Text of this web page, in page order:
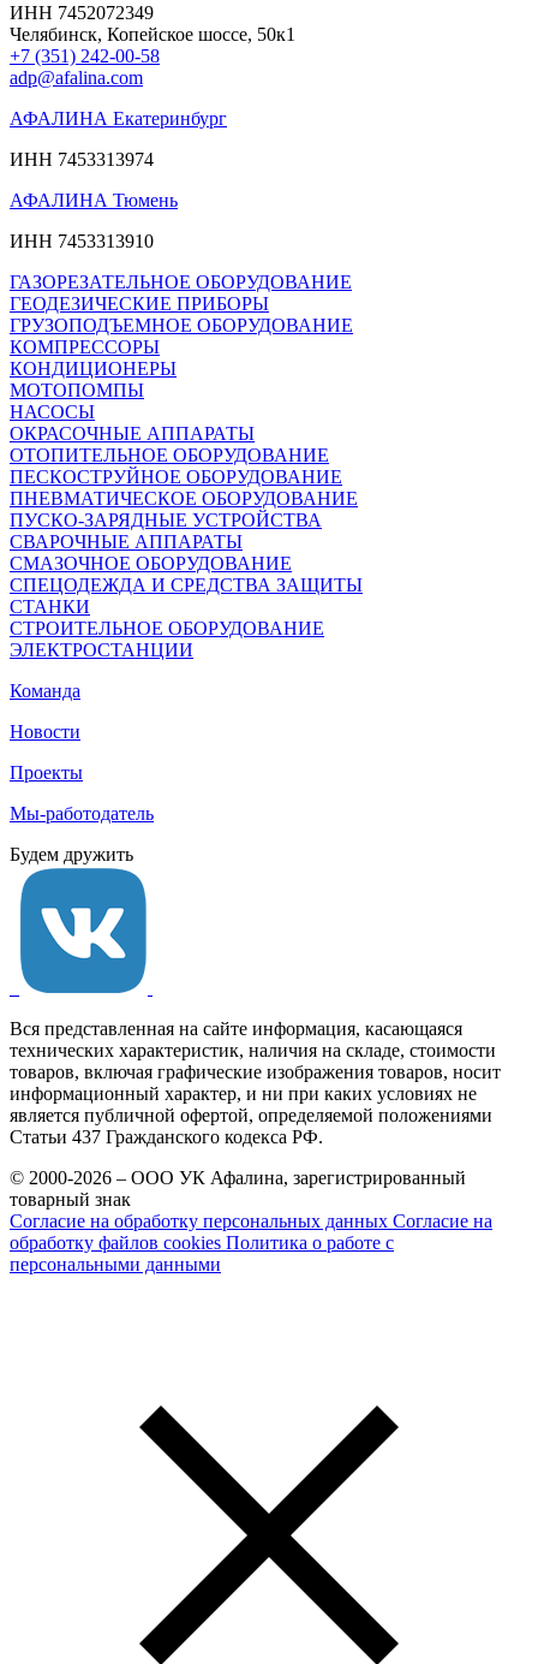
ИНН 7452072349
Челябинск, Копейское шоссе, 50к1
+7 (351) 242-00-58
adp@afalina.com
АФАЛИНА Екатеринбург
ИНН 7453313974
АФАЛИНА Тюмень
ИНН 7453313910
ГАЗОРЕЗАТЕЛЬНОЕ ОБОРУДОВАНИЕ
ГЕОДЕЗИЧЕСКИЕ ПРИБОРЫ
ГРУЗОПОДЪЕМНОЕ ОБОРУДОВАНИЕ
КОМПРЕССОРЫ
КОНДИЦИОНЕРЫ
МОТОПОМПЫ
НАСОСЫ
ОКРАСОЧНЫЕ АППАРАТЫ
ОТОПИТЕЛЬНОЕ ОБОРУДОВАНИЕ
ПЕСКОСТРУЙНОЕ ОБОРУДОВАНИЕ
ПНЕВМАТИЧЕСКОЕ ОБОРУДОВАНИЕ
ПУСКО-ЗАРЯДНЫЕ УСТРОЙСТВА
СВАРОЧНЫЕ АППАРАТЫ
СМАЗОЧНОЕ ОБОРУДОВАНИЕ
СПЕЦОДЕЖДА И СРЕДСТВА ЗАЩИТЫ
СТАНКИ
СТРОИТЕЛЬНОЕ ОБОРУДОВАНИЕ
ЭЛЕКТРОСТАНЦИИ
Команда
Новости
Проекты
Мы-работодатель
Будем дружить
Вся представленная на сайте информация, касающаяся
технических характеристик, наличия на складе, стоимости
товаров, включая графические изображения товаров, носит
информационный характер, и ни при каких условиях не
является публичной офертой, определяемой положениями
Статьи 437 Гражданского кодекса РФ.
© 2000-2026 – ООО УК Афалина, зарегистрированный
товарный знак
Согласие на обработку персональных данных Согласие на
обработку файлов cookies Политика о работе с
персональными данными